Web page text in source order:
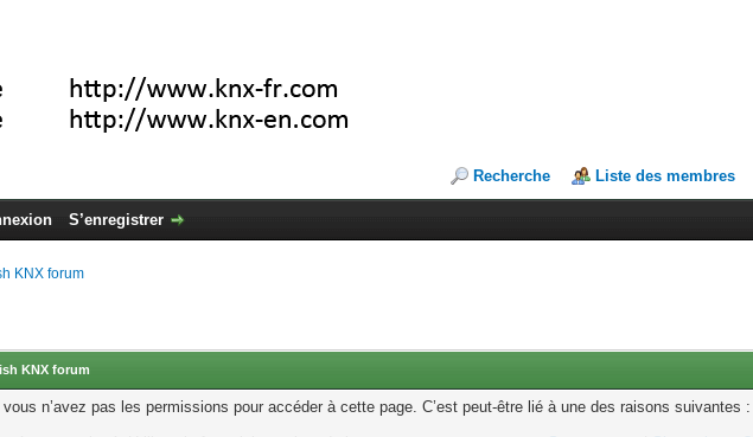
Recherche Liste des membres
S’enregistrer
KNX forum
KNX forum
n’avez pas les permissions pour accéder à cette page. C’est peut-être lié à une des raisons suivantes :